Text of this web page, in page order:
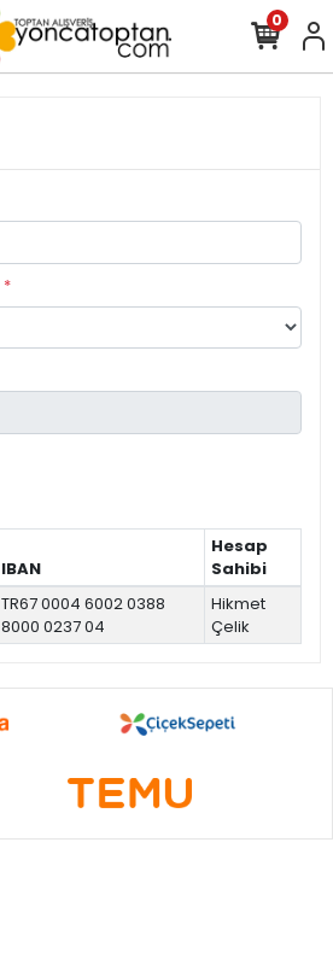
0
*
IBAN
Hesap
Sahibi
TR67 0004 6002 0388
8000 0237 04
Hikmet
Çelik